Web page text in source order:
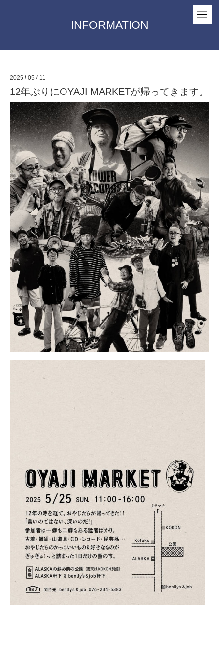
INFORMATION
2025 / 05 / 11
12年ぶりにOYAJI MARKETが帰ってきます。